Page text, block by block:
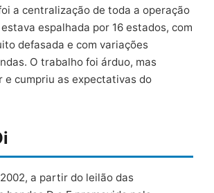
a centralização de toda a operação
espalhada por 16 estados, com
defasada e com variações
O trabalho foi árduo, mas
e cumpriu as expectativas do
a partir do leilão das